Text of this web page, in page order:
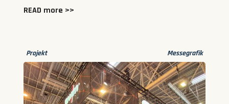
READ more >>
Projekt Messegrafik